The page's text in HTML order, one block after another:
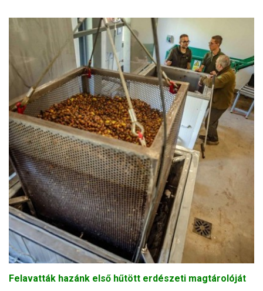
Felavatták hazánk első hűtött erdészeti magtárolóját